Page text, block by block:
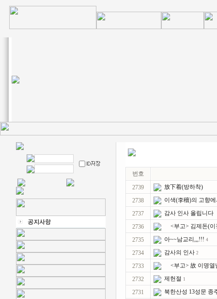
번호
2739
放下着(방하착)
2738
이색(李穡)의 고향
2737
감사 인사 올립니다
2736
<부고> 김제돈(
2735
아~~남교리,,,!!! 4
2734 감사의 인사 2
2733
<부고> 故 이명열
2732
제헌절 1
2731
북한산성 13성문 종